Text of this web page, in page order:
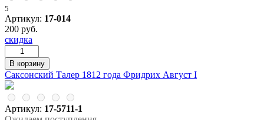
5
Артикул: 17-014
200 руб.
скидка
Саксонский Талер 1812 года Фридрих Август I
Артикул: 17-5711-1